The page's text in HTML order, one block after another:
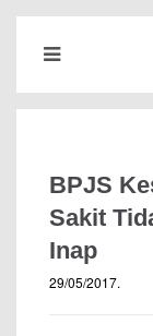
BPJS
Sakit
Inap
29/05/2017.